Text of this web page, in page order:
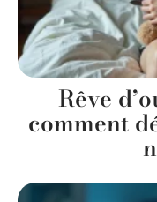
Rêve
comment